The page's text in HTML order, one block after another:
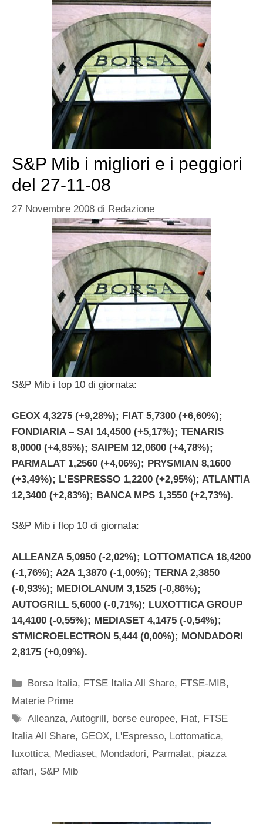
S&P Mib i migliori e i peggiori
del 27-11-08
27 Novembre 2008 di Redazione
S&P Mib i top 10 di giornata:
GEOX 4,3275 (+9,28%); FIAT 5,7300 (+6,60%);
FONDIARIA – SAI 14,4500 (+5,17%); TENARIS
8,0000 (+4,85%); SAIPEM 12,0600 (+4,78%);
PARMALAT 1,2560 (+4,06%); PRYSMIAN 8,1600
(+3,49%); L’ESPRESSO 1,2200 (+2,95%); ATLANTIA
12,3400 (+2,83%); BANCA MPS 1,3550 (+2,73%).
S&P Mib i flop 10 di giornata:
ALLEANZA 5,0950 (-2,02%); LOTTOMATICA 18,4200
(-1,76%); A2A 1,3870 (-1,00%); TERNA 2,3850
(-0,93%); MEDIOLANUM 3,1525 (-0,86%);
AUTOGRILL 5,6000 (-0,71%); LUXOTTICA GROUP
14,4100 (-0,55%); MEDIASET 4,1475 (-0,54%);
STMICROELECTRON 5,444 (0,00%); MONDADORI
2,8175 (+0,09%).
Categorie
Borsa Italia, FTSE Italia All Share, FTSE-MIB,
Materie Prime
Tag
Alleanza,Autogrill , borse europee, Fiat, FTSE
Italia All Share, GEOX, L'Espresso, Lottomatica,
luxottica, Mediaset, Mondadori, Parmalat, piazza
affari, S&P Mib